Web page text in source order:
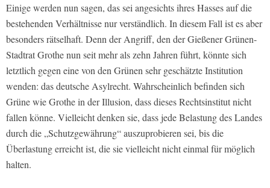
Einige werden nun sagen, das sei angesichts ihres Hasses auf die
bestehenden Verhältnisse nur verständlich. In diesem Fall ist es aber
besonders rätselhaft. Denn der Angriff, den der Gießener Grünen-
Stadtrat Grothe nun seit mehr als zehn Jahren führt, könnte sich
letztlich gegen eine von den Grünen sehr geschätzte Institution
wenden: das deutsche Asylrecht. Wahrscheinlich befinden sich
Grüne wie Grothe in der Illusion, dass dieses Rechtsinstitut nicht
fallen könne. Vielleicht denken sie, dass jede Belastung des Landes
durch die „Schutzgewährung“ auszuprobieren sei, bis die
Überlastung erreicht ist, die sie vielleicht nicht einmal für möglich
halten.